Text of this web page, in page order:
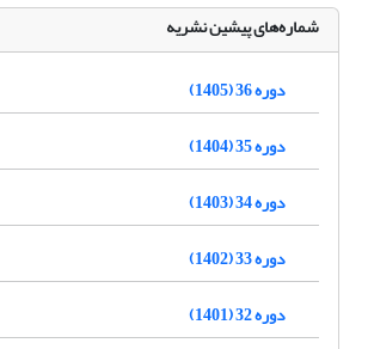
شماره‌های پیشین نشریه
دوره 36 (1405)
دوره 35 (1404)
دوره 34 (1403)
دوره 33 (1402)
دوره 32 (1401)